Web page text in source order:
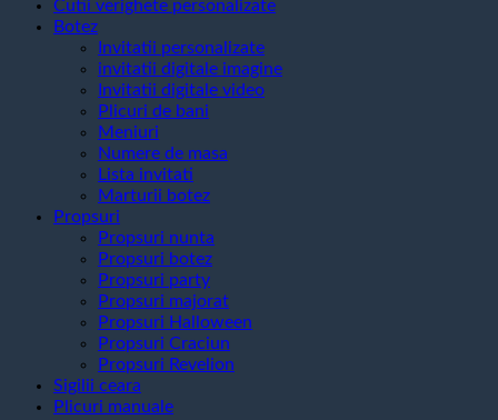
Cutii verighete personalizate
Botez
Invitatii personalizate
invitatii digitale imagine
Invitatii digitale video
Plicuri de bani
Meniuri
Numere de masa
Lista invitati
Marturii botez
Propsuri
Propsuri nunta
Propsuri botez
Propsuri party
Propsuri majorat
Propsuri Halloween
Propsuri Craciun
Propsuri Revelion
Sigilii ceara
Plicuri manuale